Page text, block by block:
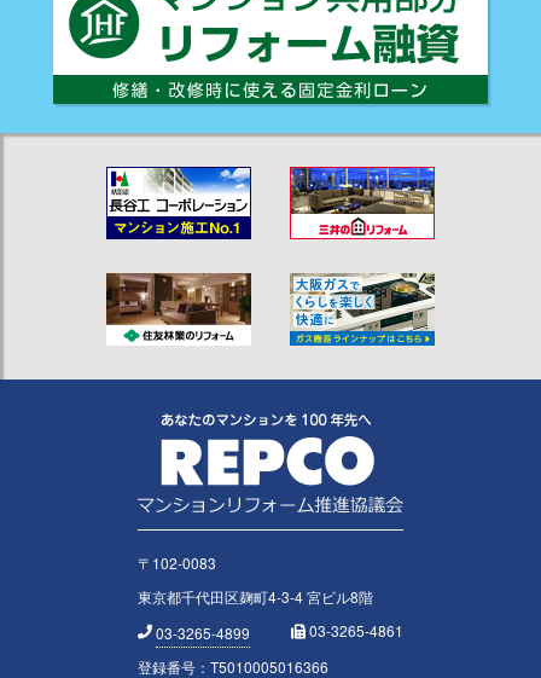
〒102-0083
東京都千代田区麹町4-3-4 宮ビル8階
03-3265-4899
03-3265-4861
登録番号：T5010005016366